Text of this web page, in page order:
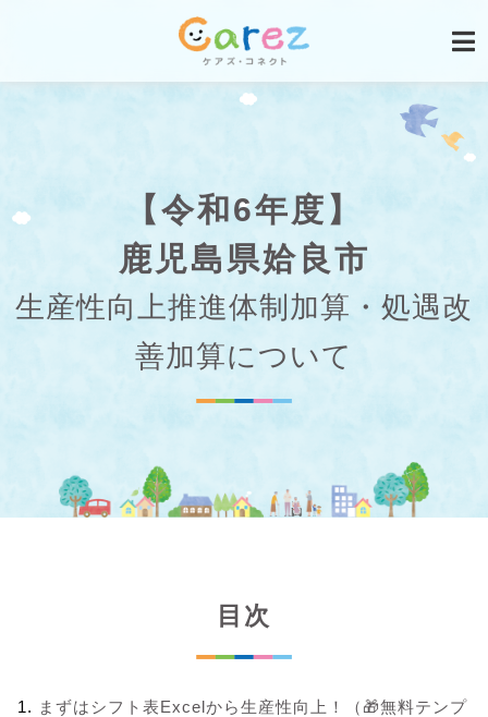
【令和6年度】
鹿児島県姶良市
生産性向上推進体制加算・処遇改
善加算について
目次
まずはシフト表Excelから生産性向上！（🎁無料テンプ